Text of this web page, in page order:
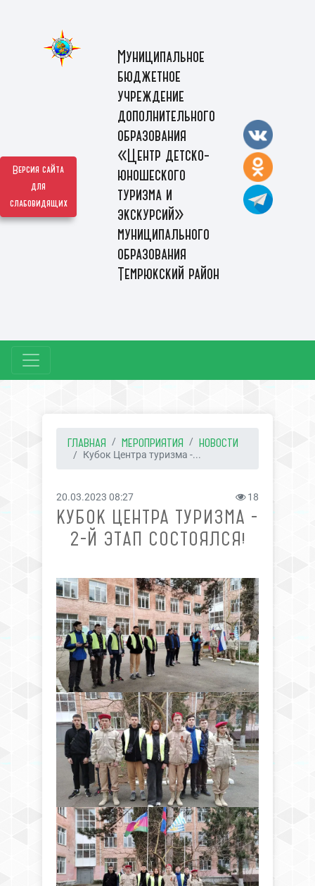
Версия сайта
для
слабовидящих
Муниципальное
бюджетное
учреждение
дополнительного
образования
«Центр детско-
юношеского
туризма и
экскурсий»
муниципального
образования
Темрюкский район
ГЛАВНАЯ МЕРОПРИЯТИЯ НОВОСТИ
Кубок Центра туризма -...
20.03.2023 08:27 18
КУБОК ЦЕНТРА ТУРИЗМА -
2-Й ЭТАП СОСТОЯЛСЯ!